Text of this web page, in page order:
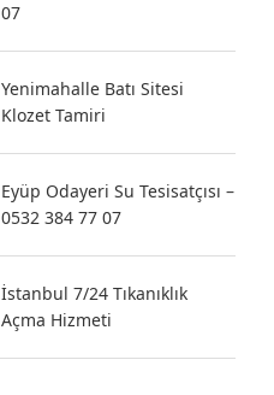
07
Yenimahalle Batı Sitesi
Klozet Tamiri
Eyüp Odayeri Su Tesisatçısı –
0532 384 77 07
İstanbul 7/24 Tıkanıklık
Açma Hizmeti